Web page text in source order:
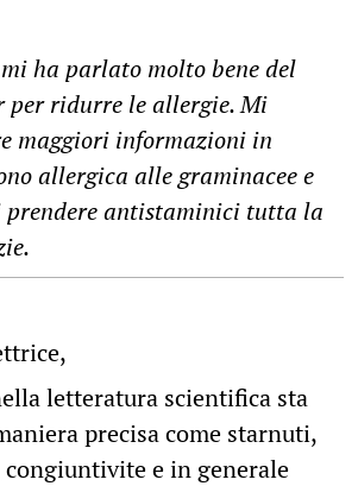
ha parlato molto bene del
per ridurre le allergie. Mi
maggiori informazioni in
allergica alle graminacee e
prendere antistaminici tutta la
letteratura scientifica sta
precisa come starnuti,
congiuntivite e in generale